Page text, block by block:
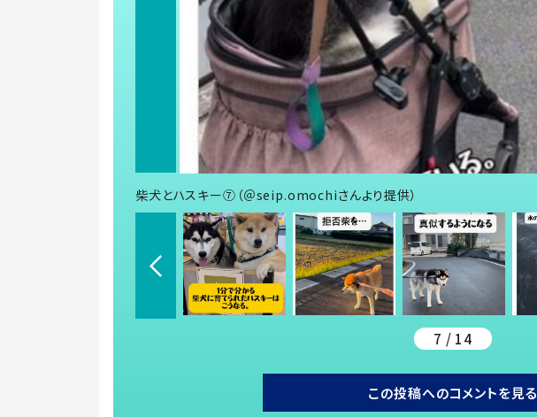
柴犬とハスキー⑦（＠seip.omochiさんより提供）
7 / 14
この投稿へのコメントを見る